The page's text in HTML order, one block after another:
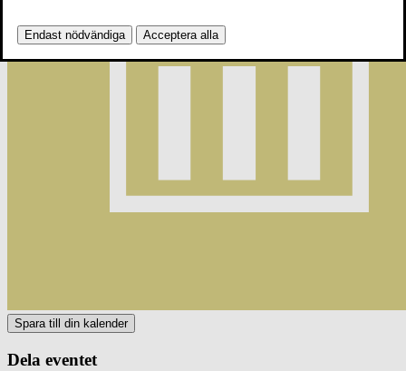
Dela eventet
Endast nödvändiga Acceptera alla